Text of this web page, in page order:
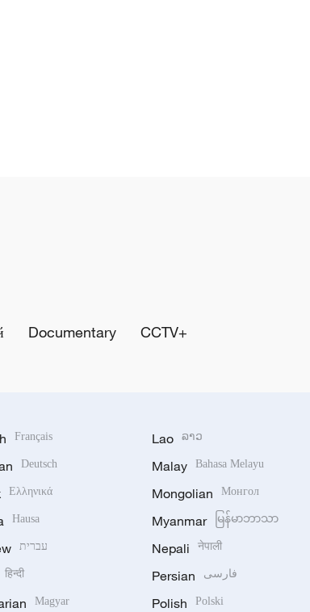
Documentary CCTV+
Français
Deutsch
Ελληνικά
Hausa
עברית
हिन्दी
Magyar
Lao ລາວ
Malay Bahasa Melayu
Mongolian Монгол
Myanmar မြန်မာဘာသာ
Nepali नेपाली
Persian فارسی
Polish Polski